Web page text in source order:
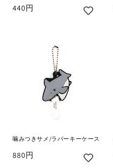
440円
噛みつきサメ/ラバーキーケース
880円